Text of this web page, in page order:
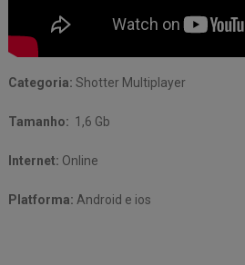
Categoria: Shotter Multiplayer
Tamanho: 1,6 Gb
Internet: Online
Platforma: Android e ios